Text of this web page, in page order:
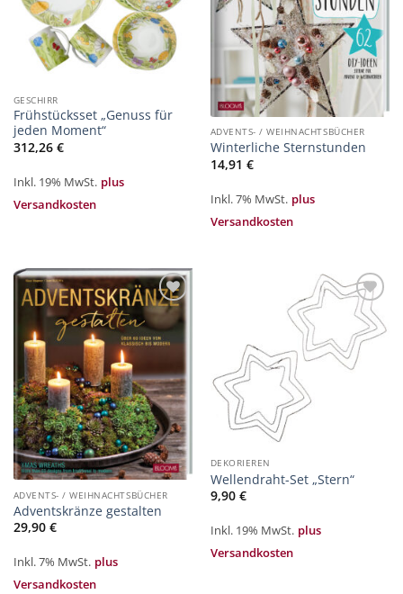
GESCHIRR
Frühstücksset „Genuss für
jeden Moment“
312,26 €
Inkl. 19% MwSt. plus
Versandkosten
ADVENTS- / WEIHNACHTSBÜCHER
Winterliche Sternstunden
14,91 €
Inkl. 7% MwSt. plus
Versandkosten
Zur
Merkliste
hinzufügen
ADVENTS- / WEIHNACHTSBÜCHER
Adventskränze gestalten
29,90 €
Inkl. 7% MwSt. plus
Versandkosten
Zur
Merkliste
hinzufügen
DEKORIEREN
Wellendraht-Set „Stern“
9,90 €
Inkl. 19% MwSt. plus
Versandkosten